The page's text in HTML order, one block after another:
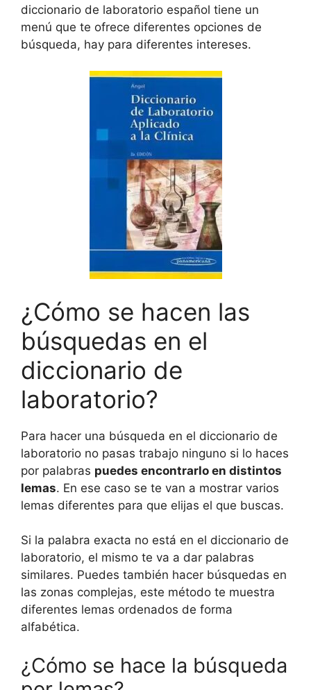
diccionario de laboratorio español tiene un
menú que te ofrece diferentes opciones de
búsqueda, hay para diferentes intereses.
¿Cómo se hacen las
búsquedas en el
diccionario de
laboratorio?
Para hacer una búsqueda en el diccionario de
laboratorio no pasas trabajo ninguno si lo haces
por palabras puedes encontrarlo en distintos
lemas. En ese caso se te van a mostrar varios
lemas diferentes para que elijas el que buscas.
Si la palabra exacta no está en el diccionario de
laboratorio, el mismo te va a dar palabras
similares. Puedes también hacer búsquedas en
las zonas complejas, este método te muestra
diferentes lemas ordenados de forma
alfabética.
¿Cómo se hace la búsqueda